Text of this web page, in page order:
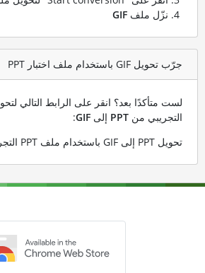
نزّل ملف GIF
جرّب تحويل GIF باستخدام ملف اختبار PPT
لست متأكدًا بعد؟ انقر على الرابط التالي
التجريبي من PPTإلى GIF
:
تحويل PPT إلى GIF باستخدام ملف PPT التجريبي الخاص بنا